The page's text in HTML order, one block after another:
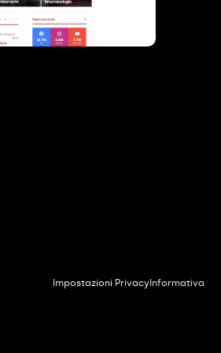
Impostazioni Privacy Informativa